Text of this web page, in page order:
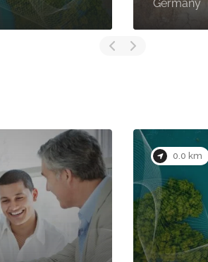
Germany
0.0 km